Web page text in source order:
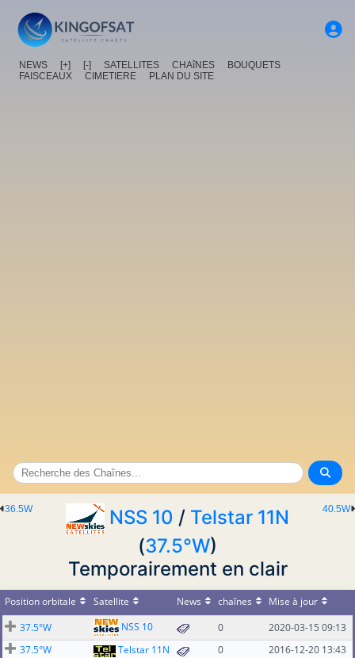
NEWS [+] [-] SATELLITES CHAîNES
BOUQUETS
FAISCEAUX
CIMETIERE PLAN DU SITE
40.5W
36.5W NSS 10 / Telstar 11N
(37.5°W)
Temporairement en clair
Position orbitale Satellite News chaînes
Mise à jour
37.5°W
NSS 10 0
2020-03-15 09:13
37.5°W
Telstar 11N 0 2016-12-20 13:43